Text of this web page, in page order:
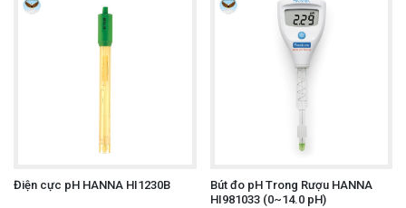
Điện cực pH HANNA HI1230B
Bút đo pH Trong Rượu HANNA
HI981033 (0~14.0 pH)